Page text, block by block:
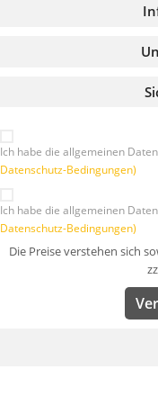
Ich habe die allgemeinen
Datenschutz-Bedingungen)
Ich habe die allgemeinen
Datenschutz-Bedingungen)
Die Preise verstehen sich